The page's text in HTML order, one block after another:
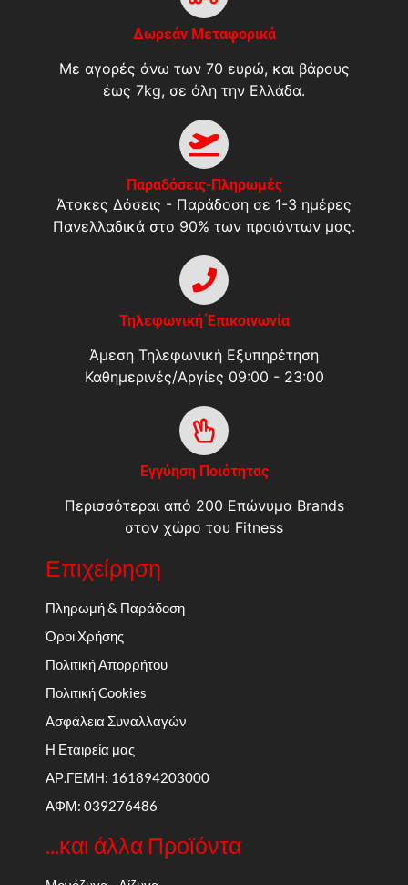
Δωρεάν Μεταφορικά
Με αγορές άνω των 70 ευρώ, και βάρους
έως 7kg, σε όλη την Ελλάδα.
Παραδόσεις-Πληρωμές
Άτοκες Δόσεις - Παράδοση σε 1-3 ημέρες
Πανελλαδικά στο 90% των προιόντων μας.
Τηλεφωνική Έπικοινωνία
Άμεση Τηλεφωνική Εξυπηρέτηση
Καθημερινές/Αργίες 09:00 - 23:00
Εγγύηση Ποιότητας
Περισσότεραι από 200 Επώνυμα Brands
στον χώρο του Fitness
Επιχείρηση
Πληρωμή & Παράδοση
Όροι Χρήσης
Πολιτική Απορρήτου
Πολιτική Cookies
Ασφάλεια Συναλλαγών
Η Εταιρεία μας
ΑΡ.ΓΕΜΗ: 161894203000
ΑΦΜ: 039276486
...και άλλα Προϊόντα